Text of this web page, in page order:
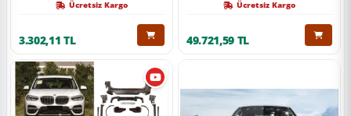
Paket İçin)
Ücretsiz Kargo
3.302,11 TL
Tamponlu Set)
Ücretsiz Kargo
49.721,59 TL